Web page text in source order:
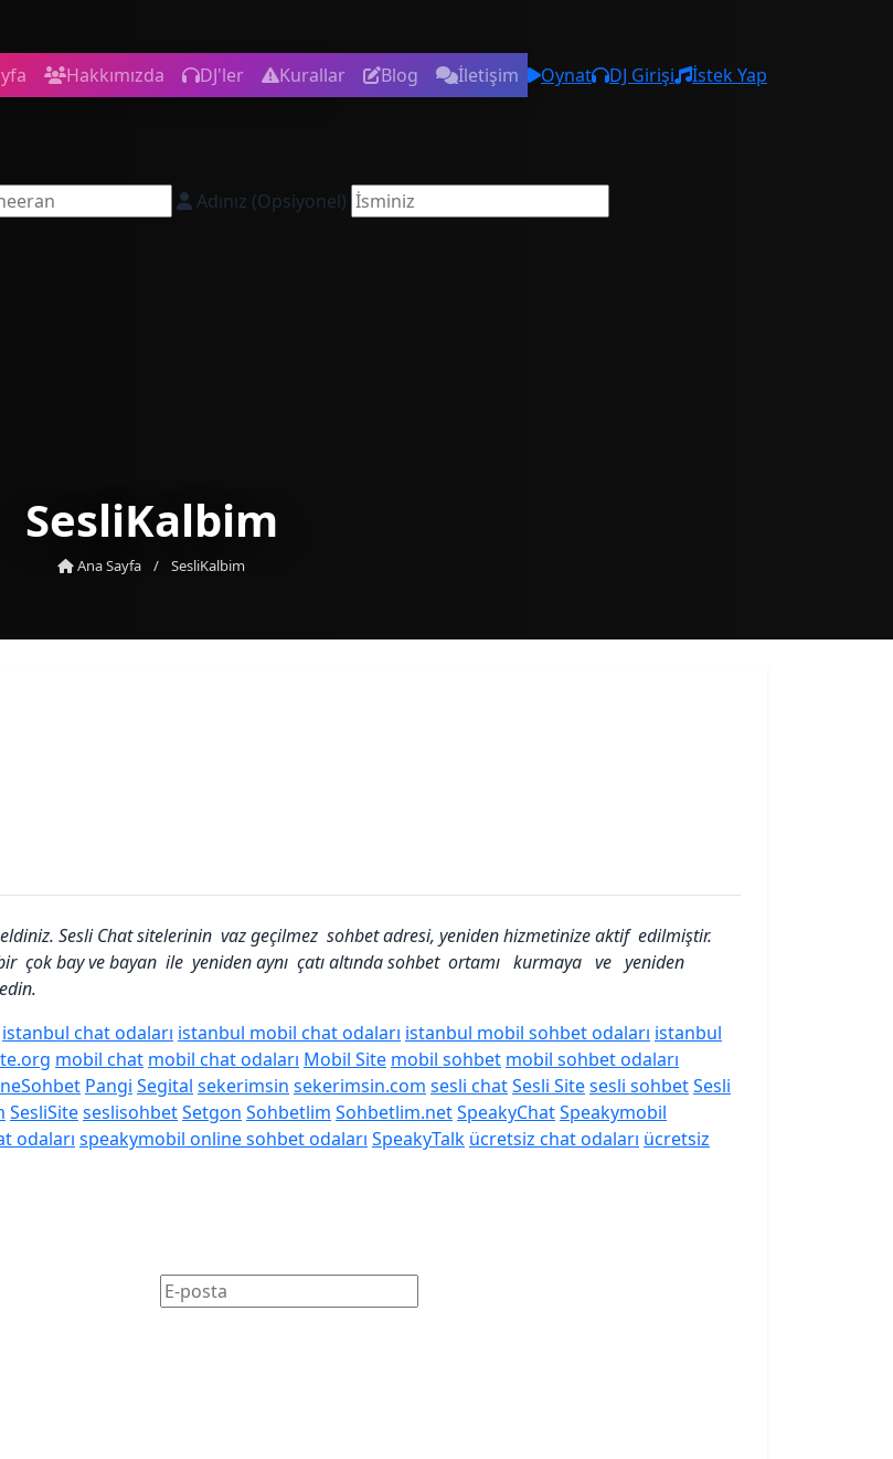
Hakkımızda DJ'ler Kurallar Blog İletişim Oynat DJ Girişi İstek Yap
Adınız (Opsiyonel)
SesliKalbim
Ana Sayfa / SesliKalbim
Sesli Chat sitelerinin vaz geçilmez sohbet adresi, yeniden hizmetinize aktif edilmiştir.
çok bay ve bayan ile yeniden aynı çatı altında sohbet ortamı kurmaya ve yeniden
istanbul chat odaları istanbul mobil chat odaları istanbul mobil sohbet odaları istanbul
mobil chat mobil chat odaları Mobil Site mobil sohbet mobil sohbet odaları
Pangi Segital sekerimsin sekerimsin.com sesli chatSesli Sitesesli sohbetSesli
SesliSiteseslisohbetSetgon Sohbetlim Sohbetlim.netSpeakyChatSpeakymobil
odaları speakymobil online sohbet odaları SpeakyTalk ücretsiz chat odaları ücretsiz